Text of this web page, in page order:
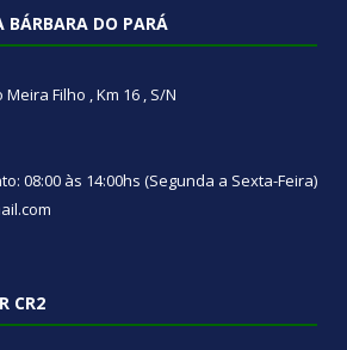
BÁRBARA DO PARÁ
Filho , Km 16 , S/N
08:00 às 14:00hs (Segunda a Sexta-Feira)
CR2